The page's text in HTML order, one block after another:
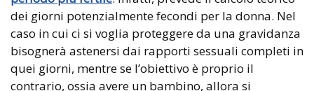
dei giorni potenzialmente fecondi per la donna. Nel
caso in cui ci si voglia proteggere da una gravidanza
bisognerà astenersi dai rapporti sessuali completi in
quei giorni, mentre se l’obiettivo è proprio il
contrario, ossia avere un bambino, allora si